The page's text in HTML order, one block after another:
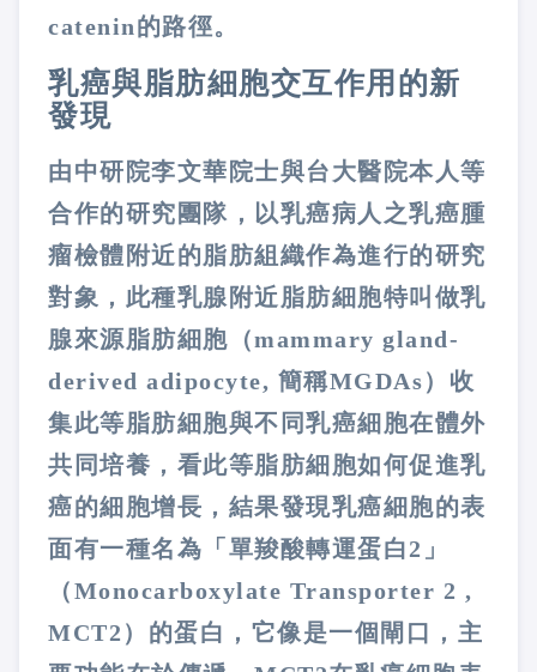
catenin的路徑。
乳癌與脂肪細胞交互作用的新
發現
由中研院李文華院士與台大醫院本人等
合作的研究團隊，以乳癌病人之乳癌腫
瘤檢體附近的脂肪組織作為進行的研究
對象，此種乳腺附近脂肪細胞特叫做乳
腺來源脂肪細胞（mammary gland-
derived adipocyte, 簡稱MGDAs）收
集此等脂肪細胞與不同乳癌細胞在體外
共同培養，看此等脂肪細胞如何促進乳
癌的細胞增長，結果發現乳癌細胞的表
面有一種名為「單羧酸轉運蛋白2 」
（Monocarboxylate Transporter 2 ,
MCT2 ）的蛋白，它像是一個閘口，主